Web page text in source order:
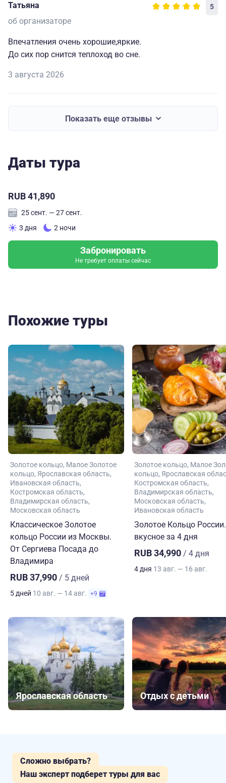
Татьяна 5
об организаторе
Впечатления очень хорошие,яркие.
До сих пор снится теплоход во сне.
3 августа 2026
Показать еще отзывы
Даты тура
RUB 41,890
25 сент. — 27 сент.
3 дня
2 ночи
Забронировать
Не требует оплаты сейчас
Похожие туры
Золотое кольцо Малое Золотое
кольцо Ярославская область
Ивановская область
Костромская область
Владимирская область
Московская область
Классическое Золотое
кольцо России из Москвы.
От Сергиева Посада до
Владимира
RUB 37,990 / 5 дней
5 дней 10 авг. — 14 авг. +9
Золотое кольцо Малое
кольцо Ярославская
Костромская область
Владимирская область
Московская область
Ивановская область
Золотое Кольцо
вкусное за 4 дня
RUB 34,990 / 4 дня
4 дня 13 авг. — 16 авг.
Ярославская область Отдых с детьми
Сложно выбрать?
Наш эксперт подберет туры для вас